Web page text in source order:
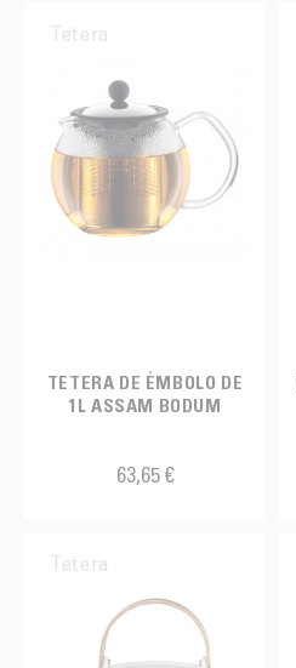
Tetera
TETERA DE ÉMBOLO DE
1L ASSAM BODUM
63,65 €
Tetera